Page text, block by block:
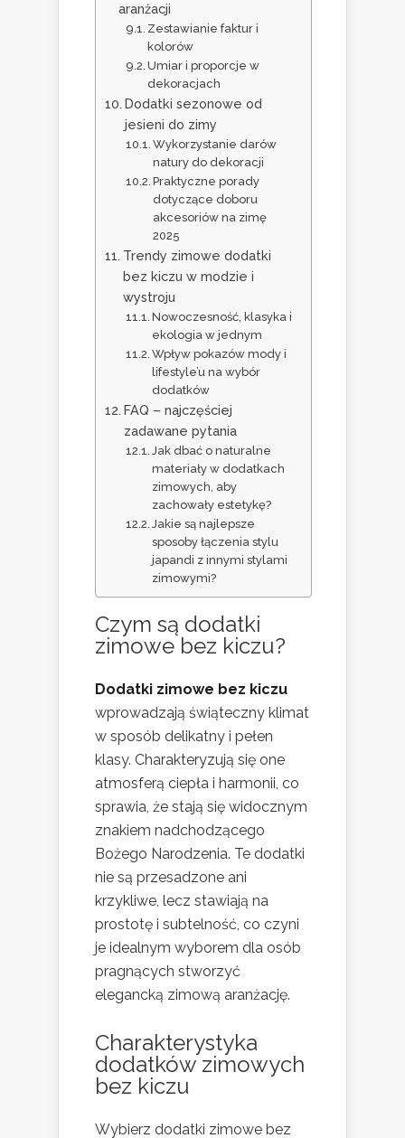
aranżacji
Zestawianie faktur i
kolorów
Umiar i proporcje w
dekoracjach
Dodatki sezonowe od
jesieni do zimy
Wykorzystanie darów
natury do dekoracji
Praktyczne porady
dotyczące doboru
akcesoriów na zimę
2025
Trendy zimowe dodatki
bez kiczu w modzie i
wystroju
Nowoczesność, klasyka i
ekologia w jednym
Wpływ pokazów mody i
lifestyle’u na wybór
dodatków
FAQ – najczęściej
zadawane pytania
Jak dbać o naturalne
materiały w dodatkach
zimowych, aby
zachowały estetykę?
Jakie są najlepsze
sposoby łączenia stylu
japandi z innymi stylami
zimowymi?
Czym są dodatki
zimowe bez kiczu?
Dodatki zimowe bez kiczu
wprowadzają świąteczny klimat
w sposób delikatny i pełen
klasy. Charakteryzują się one
atmosferą ciepła i harmonii, co
sprawia, że stają się widocznym
znakiem nadchodzącego
Bożego Narodzenia. Te dodatki
nie są przesadzone ani
krzykliwe, lecz stawiają na
prostotę i subtelność, co czyni
je idealnym wyborem dla osób
pragnących stworzyć
elegancką zimową aranżację.
Charakterystyka
dodatków zimowych
bez kiczu
Wybierz dodatki zimowe bez